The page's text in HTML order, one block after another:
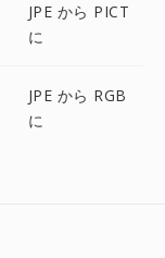
JPE から PICT
に
JPE から RGB
に